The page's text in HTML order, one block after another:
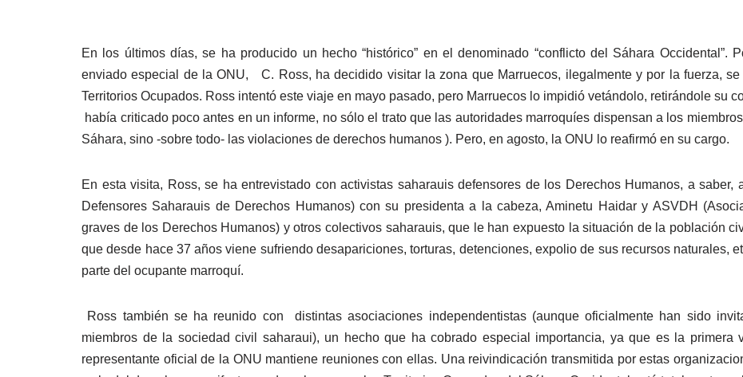
En los últimos días, se ha producido un hecho “histórico” en el denominado “conflicto del Sáhara Occidental”.
enviado especial de la ONU, C. Ross, ha decidido visitar la zona que Marruecos, ilegalmente y por la fuerza,
Territorios Ocupados. Ross intentó este viaje en mayo pasado, pero Marruecos lo impidió vetándolo, retirándole su
había criticado poco antes en un informe, no sólo el trato que las autoridades marroquíes dispensan a los
Sáhara, sino -sobre todo- las violaciones de derechos humanos ). Pero, en agosto, la ONU lo reafirmó en su cargo.
En esta visita, Ross, se ha entrevistado con activistas saharauis defensores de los Derechos Humanos, a
Defensores Saharauis de Derechos Humanos) con su presidenta a la cabeza, Aminetu Haidar y ASVDH
graves de los Derechos Humanos) y otros colectivos saharauis, que le han expuesto la situación de la población
que desde hace 37 años viene sufriendo desapariciones, torturas, detenciones, expolio de sus recursos naturales,
parte del ocupante marroquí.
Ross también se ha reunido con distintas asociaciones independentistas (aunque oficialmente han sido
miembros de la sociedad civil saharaui), un hecho que ha cobrado especial importancia, ya que es la primera
representante oficial de la ONU mantiene reuniones con ellas. Una reivindicación transmitida por estas